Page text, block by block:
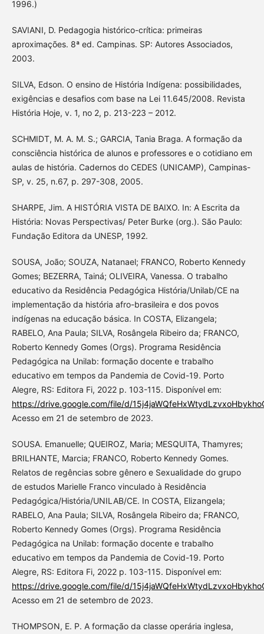
1996.)
SAVIANI, D. Pedagogia histórico-crítica: primeiras
aproximações. 8ª ed. Campinas. SP: Autores Associados,
2003.
SILVA, Edson. O ensino de História Indígena: possibilidades,
exigências e desafios com base na Lei 11.645/2008. Revista
História Hoje, v. 1, no 2, p. 213-223 – 2012.
SCHMIDT, M. A. M. S.; GARCIA, Tania Braga. A formação da
consciência histórica de alunos e professores e o cotidiano em
aulas de história. Cadernos do CEDES (UNICAMP), Campinas-
SP, v. 25, n.67, p. 297-308, 2005.
SHARPE, Jim. A HISTÓRIA VISTA DE BAIXO. In: A Escrita da
História: Novas Perspectivas/ Peter Burke (org.). São Paulo:
Fundação Editora da UNESP, 1992.
SOUSA, João; SOUZA, Natanael; FRANCO, Roberto Kennedy
Gomes; BEZERRA, Tainá; OLIVEIRA, Vanessa. O trabalho
educativo da Residência Pedagógica História/Unilab/CE na
implementação da história afro-brasileira e dos povos
indígenas na educação básica. In COSTA, Elizangela;
RABELO, Ana Paula; SILVA, Rosângela Ribeiro da; FRANCO,
Roberto Kennedy Gomes (Orgs). Programa Residência
Pedagógica na Unilab: formação docente e trabalho
educativo em tempos da Pandemia de Covid-19. Porto
Alegre, RS: Editora Fi, 2022 p. 103-115. Disponível em:
https://drive.google.com/file/d/
Acesso em 21 de setembro de 2023.
SOUSA. Emanuelle; QUEIROZ, Maria; MESQUITA, Thamyres;
BRILHANTE, Marcia; FRANCO, Roberto Kennedy Gomes.
Relatos de regências sobre gênero e Sexualidade do grupo
de estudos Marielle Franco vinculado à Residência
Pedagógica/História/UNILAB/CE. In COSTA, Elizangela;
RABELO, Ana Paula; SILVA, Rosângela Ribeiro da; FRANCO,
Roberto Kennedy Gomes (Orgs). Programa Residência
Pedagógica na Unilab: formação docente e trabalho
educativo em tempos da Pandemia de Covid-19. Porto
Alegre, RS: Editora Fi, 2022 p. 103-115. Disponível em:
https://drive.google.com/file/d/
Acesso em 21 de setembro de 2023.
THOMPSON, E. P. A formação da classe operária inglesa,